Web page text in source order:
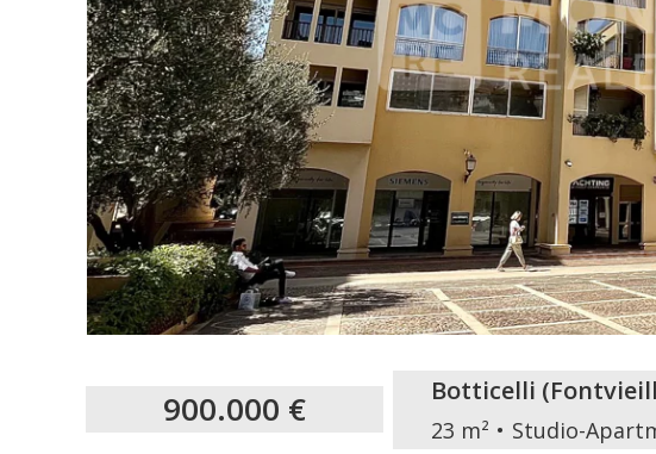
900.000 € Botticelli (
23 m² Studio-